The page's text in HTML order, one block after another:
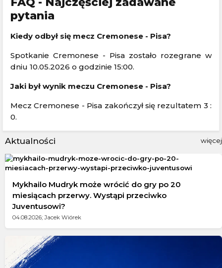
pytania
Kiedy odbył się mecz Cremonese - Pisa?
Spotkanie Cremonese - Pisa zostało rozegrane w
dniu 10.05.2026 o godzinie 15:00.
Jaki był wynik meczu Cremonese - Pisa?
Mecz Cremonese - Pisa zakończył się rezultatem 3 :
0.
Aktualności więcej
Mykhailo Mudryk może wrócić do gry po 20
miesiącach przerwy. Wystąpi przeciwko
Juventusowi?
04.08.2026; Jacek Wiórek